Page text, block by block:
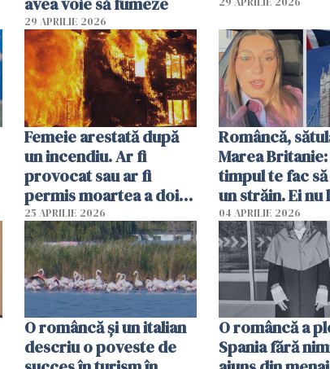
29 APRILIE 2026
Femeie arestată după
un incendiu. Ar fi
provocat sau ar fi
permis moartea a doi
copii de 1 an și 3 ani
25 APRILIE 2026
Româncă,
Marea
timpul te fac
un străin. Ei nu
ca noi. În
oamenii sunt
04 APRILIE 2026
O româncă și un italian
descriu o poveste de
O româncă a
Spania fără